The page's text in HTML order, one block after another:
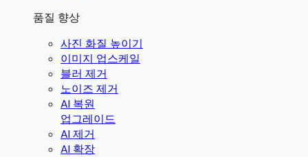
품질 향상
사진 화질 높이기
이미지 업스케일
블러 제거
노이즈 제거
AI 복원
업그레이드
AI 제거
AI 확장